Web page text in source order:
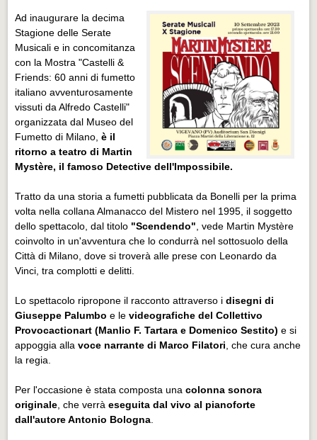
Ad inaugurare la decima
Stagione delle Serate
Musicali e in concomitanza
con la Mostra "Castelli &
Friends: 60 anni di fumetto
italiano avventurosamente
vissuti da Alfredo Castelli"
organizzata dal Museo del
Fumetto di Milano, è il
ritorno a teatro di Martin
Mystère, il famoso Detective dell'Impossibile.
Tratto da una storia a fumetti pubblicata da Bonelli per la prima
volta nella collana Almanacco del Mistero nel 1995, il soggetto
dello spettacolo, dal titolo "Scendendo" , vede Martin Mystère
coinvolto in un'avventura che lo condurrà nel sottosuolo della
Città di Milano, dove si troverà alle prese con Leonardo da
Vinci, tra complotti e delitti.
Lo spettacolo ripropone il racconto attraverso idisegni di
Giuseppe Palumbo e levideografiche del Collettivo
Provocactionart (Manlio F. Tartara e Domenico Sestito) e si
appoggia allavoce narrante di Marco Filatori , che cura anche
la regia.
Per l'occasione è stata composta unacolonna sonora
originale , che verràeseguita dal vivo al pianoforte
dall'autore Antonio Bologna